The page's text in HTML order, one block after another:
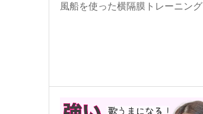
風船を使った横隔膜トレーニング